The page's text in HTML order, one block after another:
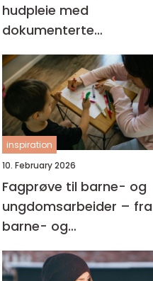
hudpleie med
dokumenterte
resultater
inspiration
10. February 2026
Fagprøve til barne- og
ungdomsarbeider – fra
barne- og
ungdsomarbeiderfaget
VG2 til fagbrev